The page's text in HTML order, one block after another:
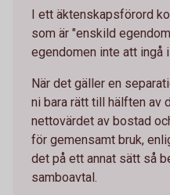
I ett äktenskapsförord
som är "enskild
egendomen inte att ingå
När det gäller en
ni bara rätt till hälften av
nettovärdet av bostad
för gemensamt bruk,
det på ett annat sätt så
samboavtal.